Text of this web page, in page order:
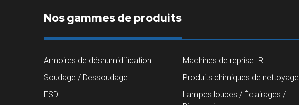
Nos gammes de produits
Armoires de déshumidification
Machines de reprise IR
Soudage / Dessoudage
Produits chimiques de nettoyage
ESD
Lampes loupes / Éclairages /